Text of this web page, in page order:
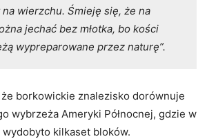
wierzchu. Śmieję się, że na
jechać bez młotka, bo kości
wypreparowane przez naturę”.
że borkowickie znalezisko dorównuje
wybrzeża Ameryki Północnej, gdzie w
kilkaset bloków.